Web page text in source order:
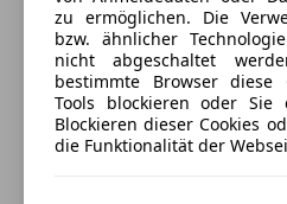
Beifahrerairbag
Fahrerairbag
Fernlichtassistent
Isofix
LED-Scheinwerfer
Verkäufer Händler
Porsche Saalfelden
Sternebewertung 5 von 5
5Sterne
(100% Weiterempfehlungen)
zu ermöglichen. Die
bzw. ähnlicher
nicht abgeschaltet
bestimmte Browser diese
Tools blockieren oder Sie
Blockieren dieser Cookies
die Funktionalität der